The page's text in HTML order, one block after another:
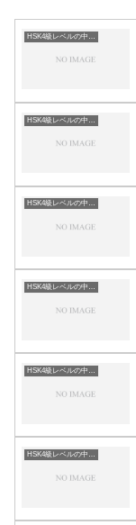
HSK4級レベルの中国語
HSK4級レベルの中国語
HSK4級レベルの中国語
HSK4級レベルの中国語